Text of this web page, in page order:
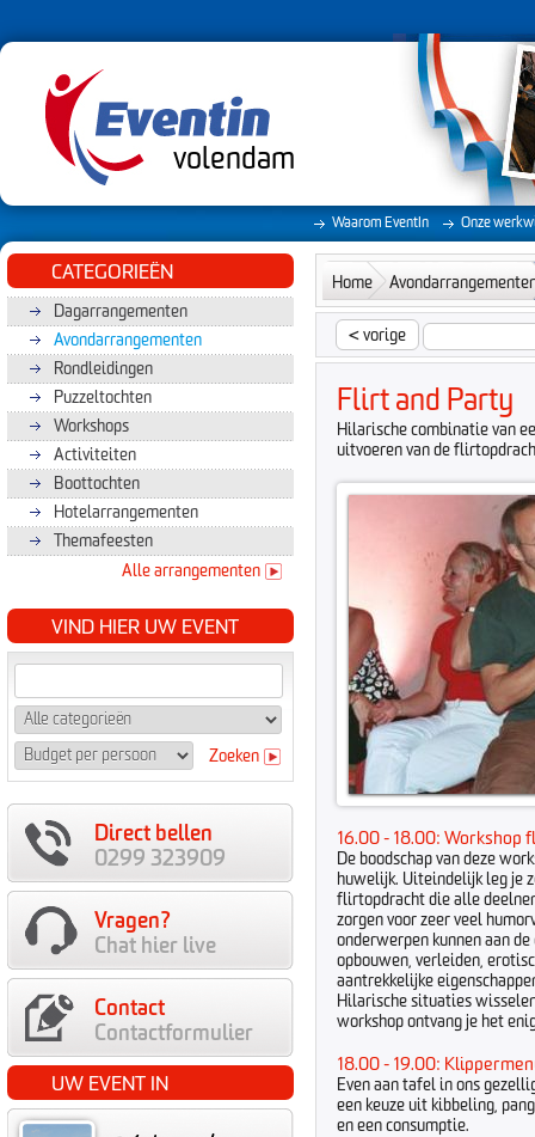
volendam
Waarom EventIn Onze
CATEGORIEËN
Dagarrangementen
Avondarrangementen
Rondleidingen
Puzzeltochten
Workshops
Activiteiten
Boottochten
Hotelarrangementen
Themafeesten
Alle arrangementen
VIND HIER UW EVENT
Zoeken
Direct bellen
0299 323909
Vragen?
Chat hier live
Contact
Contactformulier
UW EVENT IN
Home
<vorige
Flirt and Party
Hilarische combinatie van
uitvoeren van de
16.00 - 18.00: Workshop
De boodschap van deze
huwelijk. Uiteindelijk leg je
flirtopdracht die alle
zorgen voor zeer veel
onderwerpen kunnen aan
opbouwen, verleiden,
aantrekkelijke
Hilarische situaties
workshop ontvang je het
18.00 - 19.00:
Even aan tafel in ons
een keuze uit kibbeling,
en een consumptie.